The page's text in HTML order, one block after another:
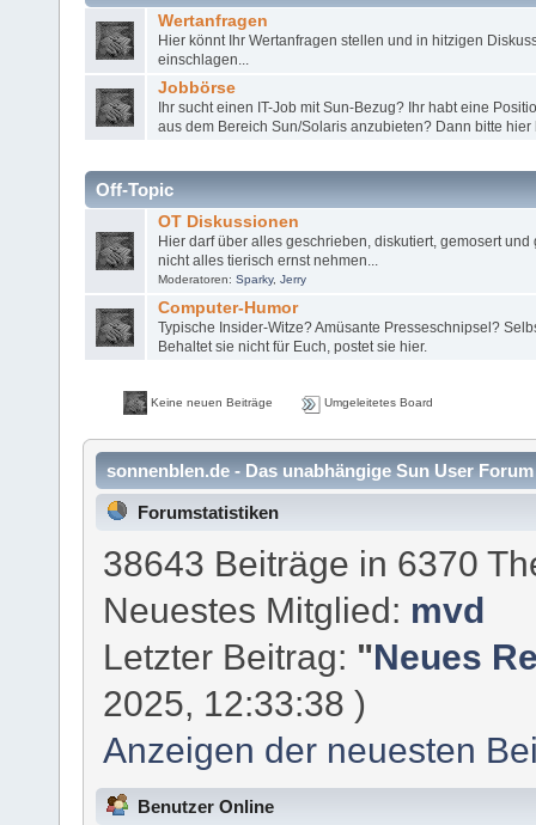
Wertanfragen
Hier könnt Ihr Wertanfragen stellen und in hitzigen
einschlagen...
Jobbörse
Ihr sucht einen IT-Job mit Sun-Bezug? Ihr habt eine
aus dem Bereich Sun/Solaris anzubieten? Dann bitte hier
Off-Topic
OT Diskussionen
Hier darf über alles geschrieben, diskutiert, gemosert und
nicht alles tierisch ernst nehmen...
Moderatoren: Sparky, Jerry
Computer-Humor
Typische Insider-Witze? Amüsante Presseschnipsel?
Behaltet sie nicht für Euch, postet sie hier.
Keine neuen Beiträge Umgeleitetes Board
sonnenblen.de - Das unabhängige Sun User
Forumstatistiken
38643 Beiträge in 6370
Neuestes Mitglied: mvd
Letzter Beitrag: "Neues
2025, 12:33:38 )
Anzeigen der neuesten
Benutzer Online